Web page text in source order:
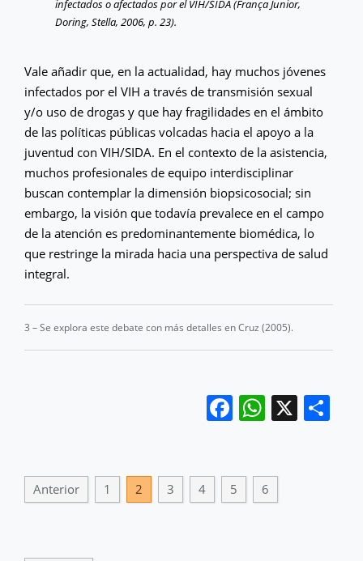
infectados o afectados por el VIH/SIDA (França Junior,
Doring, Stella, 2006, p. 23).
Vale añadir que, en la actualidad, hay muchos jóvenes
infectados por el VIH a través de transmisión sexual
y/o uso de drogas y que hay fragilidades en el ámbito
de las políticas públicas volcadas hacia el apoyo a la
juventud con VIH/SIDA. En el contexto de la asistencia,
muchos profesionales de equipo interdisciplinar
buscan contemplar la dimensión biopsicosocial; sin
embargo, la visión que todavía prevalece en el campo
de la atención es predominantemente biomédica, lo
que restringe la mirada hacia una perspectiva de salud
integral.
3 – Se explora este debate con más detalles en Cruz (2005).
Facebook
X
Anterior 1 2 3 4 5 6